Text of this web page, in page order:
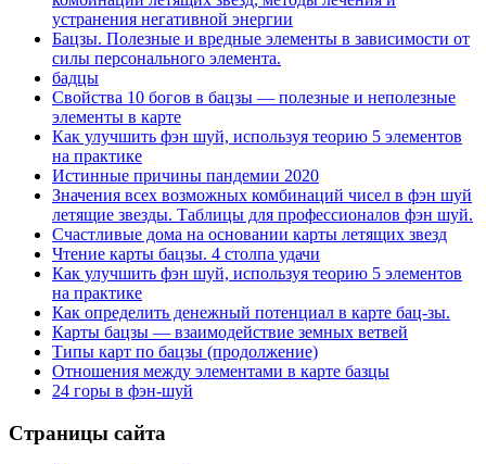
устранения негативной энергии
Бацзы. Полезные и вредные элементы в зависимости от
силы персонального элемента.
бадцы
Свойства 10 богов в бацзы — полезные и неполезные
элементы в карте
Как улучшить фэн шуй, используя теорию 5 элементов
на практике
Истинные причины пандемии 2020
Значения всех возможных комбинаций чисел в фэн шуй
летящие звезды. Таблицы для профессионалов фэн шуй.
Счастливые дома на основании карты летящих звезд
Чтение карты бацзы. 4 столпа удачи
Как улучшить фэн шуй, используя теорию 5 элементов
на практике
Как определить денежный потенциал в карте бац-зы.
Карты бацзы — взаимодействие земных ветвей
Типы карт по бацзы (продолжение)
Отношения между элементами в карте базцы
24 горы в фэн-шуй
Страницы сайта